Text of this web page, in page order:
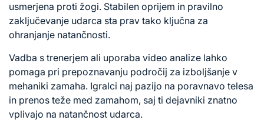
usmerjena proti žogi. Stabilen oprijem in pravilno
zaključevanje udarca sta prav tako ključna za
ohranjanje natančnosti.
Vadba s trenerjem ali uporaba video analize lahko
pomaga pri prepoznavanju področij za izboljšanje v
mehaniki zamaha. Igralci naj pazijo na poravnavo telesa
in prenos teže med zamahom, saj ti dejavniki znatno
vplivajo na natančnost udarca.